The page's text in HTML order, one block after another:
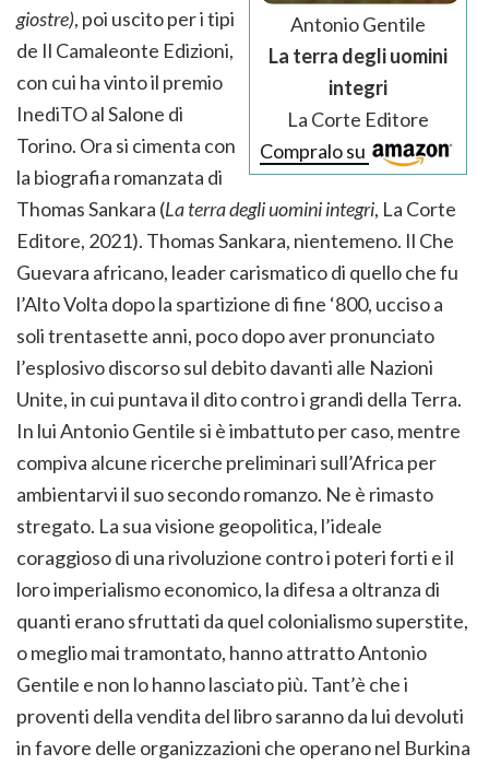
Antonio Gentile
La terra degli uomini
integri
La Corte Editore
Compralo su
giostre), poi uscito per i tipi
de Il Camaleonte Edizioni,
con cui ha vinto il premio
InediTO al Salone di
Torino. Ora si cimenta con
la biografia romanzata di
Thomas Sankara (La terra degli uomini integri, La Corte
Editore, 2021). Thomas Sankara, nientemeno. Il Che
Guevara africano, leader carismatico di quello che fu
l’Alto Volta dopo la spartizione di fine ‘800, ucciso a
soli trentasette anni, poco dopo aver pronunciato
l’esplosivo discorso sul debito davanti alle Nazioni
Unite, in cui puntava il dito contro i grandi della Terra.
In lui Antonio Gentile si è imbattuto per caso, mentre
compiva alcune ricerche preliminari sull’Africa per
ambientarvi il suo secondo romanzo. Ne è rimasto
stregato. La sua visione geopolitica, l’ideale
coraggioso di una rivoluzione contro i poteri forti e il
loro imperialismo economico, la difesa a oltranza di
quanti erano sfruttati da quel colonialismo superstite,
o meglio mai tramontato, hanno attratto Antonio
Gentile e non lo hanno lasciato più. Tant’è che i
proventi della vendita del libro saranno da lui devoluti
in favore delle organizzazioni che operano nel Burkina